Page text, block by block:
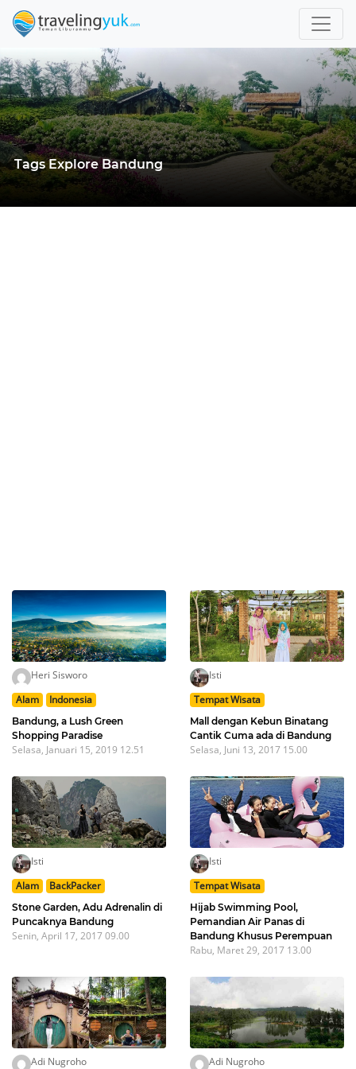
Tags Explore Bandung
Heri Sisworo
Alam
Indonesia
Bandung, a Lush Green
Shopping Paradise
Selasa, Januari 15, 2019 12.51
Isti
Tempat Wisata
Mall dengan Kebun Binatang
Cantik Cuma ada di Bandung
Selasa, Juni 13, 2017 15.00
Isti
Alam
BackPacker
Stone Garden, Adu Adrenalin di
Puncaknya Bandung
Senin, April 17, 2017 09.00
Isti
Tempat Wisata
Hijab Swimming Pool,
Pemandian Air Panas di
Bandung Khusus Perempuan
Rabu, Maret 29, 2017 13.00
Adi Nugroho Adi Nugroho